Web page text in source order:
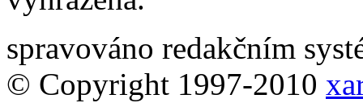
spravováno redakčním
© Copyright 1997-2010